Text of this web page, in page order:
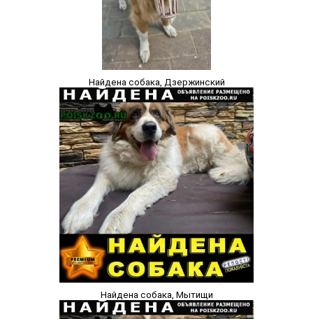
Найдена собака, Дзержинский
Найдена собака, Мытищи